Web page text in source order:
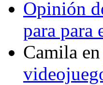
Opinión
para para
Camila en